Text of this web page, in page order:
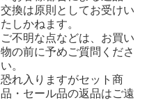
交換は原則としてお受けい
たしかねます。
ご不明な点などは、お買い
物の前に予めご質問くださ
い。
恐れ入りますがセット商
品・セール品の返品はご遠